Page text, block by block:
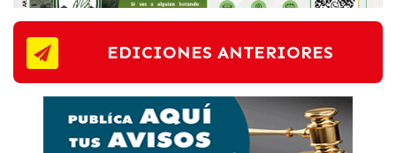
EDICIONES ANTERIORES